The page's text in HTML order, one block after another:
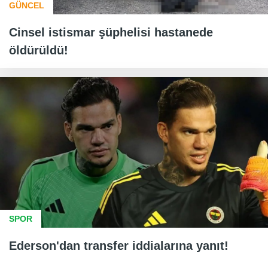
GÜNCEL
Cinsel istismar şüphelisi hastanede
öldürüldü!
SPOR
Ederson'dan transfer iddialarına yanıt!